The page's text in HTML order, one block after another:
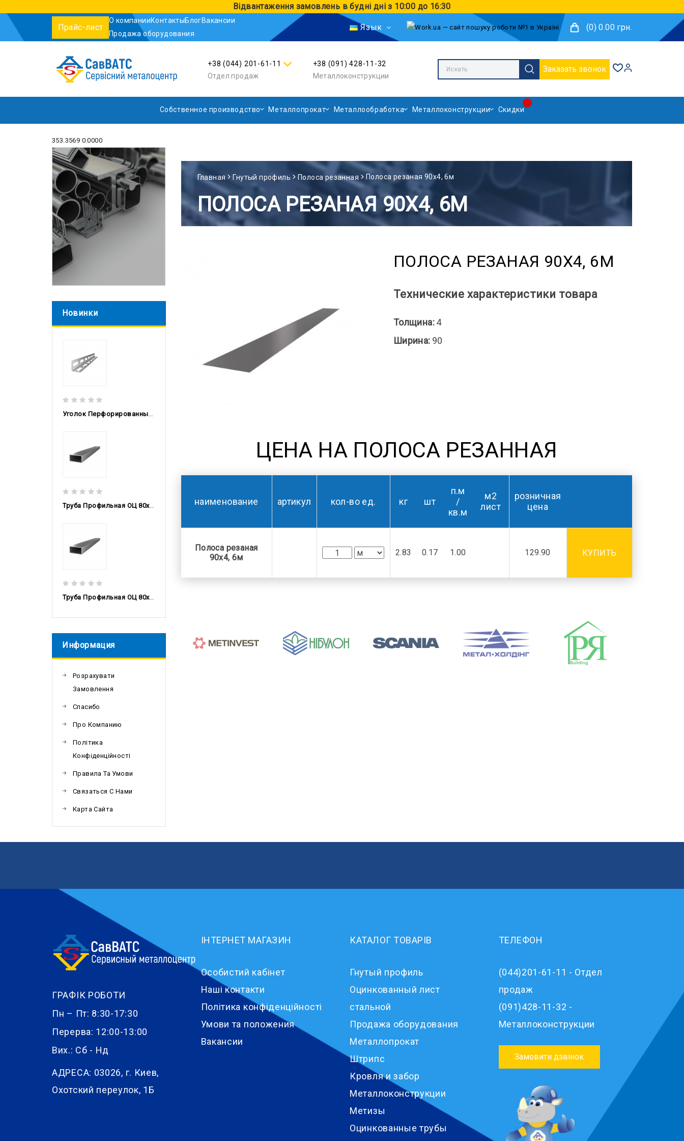
Відвантаження замовлень в будні дні з 10:00 до 16:30
Прайс-лист
О компанииКонтактыБлогВакансии
Продажа оборудования
Язык (0) 0.00 грн.
+38 (044) 201-61-11
Отдел продаж
+38 (091) 428-11-32
Металлоконструкции
Заказать звонок
Собственное производство Металлопрокат Металлообработка Металлоконструкции Скидки
353.3569 0.0000
Новинки
Уголок Перфорированный Гнутый 30x30x2, 3м
Труба Профильная ОЦ 80x60x3 DX51D, 6м
Труба Профильная ОЦ 80x60x2,5 DX51D, 6м
Информация
Розрахувати
Замовлення
Спасибо
Про Компанию
Політика
Конфіденційності
Правила Та Умови
Связаться С Нами
Карта Сайта
Главная Гнутый профиль Полоса резанная Полоса резаная 90х4, 6м
ПОЛОСА РЕЗАНАЯ 90Х4, 6М
ПОЛОСА РЕЗАНАЯ 90Х4, 6М
Технические характеристики товара
Толщина:4
Ширина: 90
ЦЕНА НА ПОЛОСА РЕЗАННАЯ
наименование артикул кол-во ед. кг шт
п.м
/
кв.м
м2
лист
розничная
цена
Полоса резаная
90х4, 6м
2.83 0.17 1.00 129.90 КУПИТЬ
ГРАФІК РОБОТИ
Пн – Пт: 8:30-17:30
Перерва: 12:00-13:00
Вих.: Сб - Нд
АДРЕСА: 03026, г. Киев,
Охотский переулок, 1Б
ІНТЕРНЕТ МАГАЗИН
Особистий кабінет
Наші контакти
Політика конфіденційності
Умови та положения
Вакансии
КАТАЛОГ ТОВАРІВ
Гнутый профиль
Оцинкованный лист
стальной
Продажа оборудования
Металлопрокат
Штрипс
Кровля и забор
Металлоконструкции
Метизы
Оцинкованные трубы
ТЕЛЕФОН
(044)201-61-11 - Отдел
продаж
(091)428-11-32 -
Металлоконструкции
Замовити дзвінок